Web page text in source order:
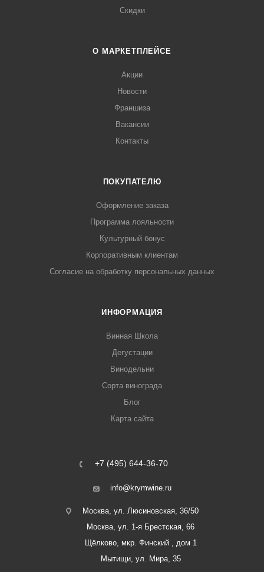
Скидки
О МАРКЕТПЛЕЙСЕ
Акции
Новости
Франшиза
Вакансии
Контакты
ПОКУПАТЕЛЮ
Оформление заказа
Программа лояльности
Культурный бонус
Корпоративным клиентам
Согласие на обработку персональных данных
ИНФОРМАЦИЯ
Винная Школа
Дегустации
Винодельни
Сорта винограда
Блог
Карта сайта
+7 (495) 644-36-70
info@krymwine.ru
Москва, ул. Люсиновская, 36/50
Москва, ул. 1-я Брестская, 66
Щёлково, мкр. Финский , дом 1
Мытищи, ул. Мира, 35